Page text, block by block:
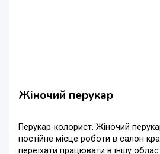
Жіночий перукар
Перукар-колорист. Жіночий
постійне місце роботи в салон
переїхати працювати в іншу